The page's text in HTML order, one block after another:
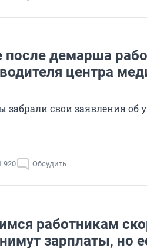
после демарша
центра
свои заявления об
920 Обсудить
работникам
зарплаты, но